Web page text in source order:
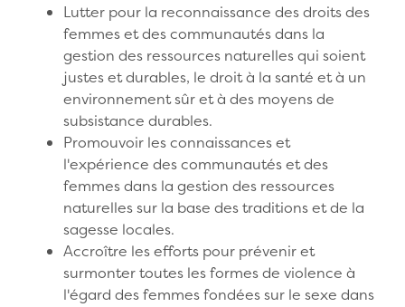
Lutter pour la reconnaissance des droits des
femmes et des communautés dans la
gestion des ressources naturelles qui soient
justes et durables, le droit à la santé et à un
environnement sûr et à des moyens de
subsistance durables.
Promouvoir les connaissances et
l'expérience des communautés et des
femmes dans la gestion des ressources
naturelles sur la base des traditions et de la
sagesse locales.
Accroître les efforts pour prévenir et
surmonter toutes les formes de violence à
l'égard des femmes fondées sur le sexe dans